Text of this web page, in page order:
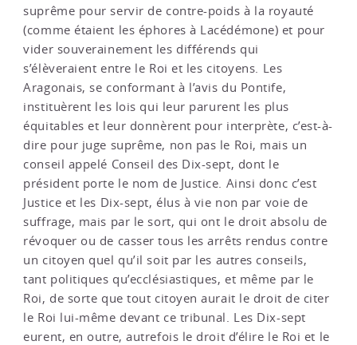
suprême pour servir de contre-poids à la royauté
(comme étaient les éphores à Lacédémone) et pour
vider souverainement les différends qui
s’élèveraient entre le Roi et les citoyens. Les
Aragonais, se conformant à l’avis du Pontife,
instituèrent les lois qui leur parurent les plus
équitables et leur donnèrent pour interprète, c’est-à-
dire pour juge suprême, non pas le Roi, mais un
conseil appelé Conseil des Dix-sept, dont le
président porte le nom de Justice. Ainsi donc c’est
Justice et les Dix-sept, élus à vie non par voie de
suffrage, mais par le sort, qui ont le droit absolu de
révoquer ou de casser tous les arrêts rendus contre
un citoyen quel qu’il soit par les autres conseils,
tant politiques qu’ecclésiastiques, et même par le
Roi, de sorte que tout citoyen aurait le droit de citer
le Roi lui-même devant ce tribunal. Les Dix-sept
eurent, en outre, autrefois le droit d’élire le Roi et le